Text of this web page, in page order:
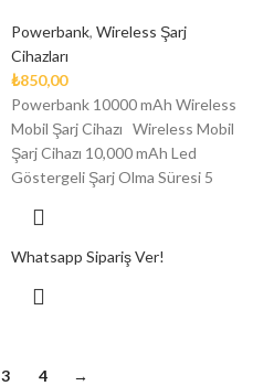
Powerbank, Wireless Şarj
Cihazları
₺850,00
Powerbank 10000 mAh Wireless
Mobil Şarj Cihazı Wireless Mobil
Şarj Cihazı 10,000 mAh Led
Göstergeli Şarj Olma Süresi 5
Whatsapp Sipariş Ver!
3 4 →